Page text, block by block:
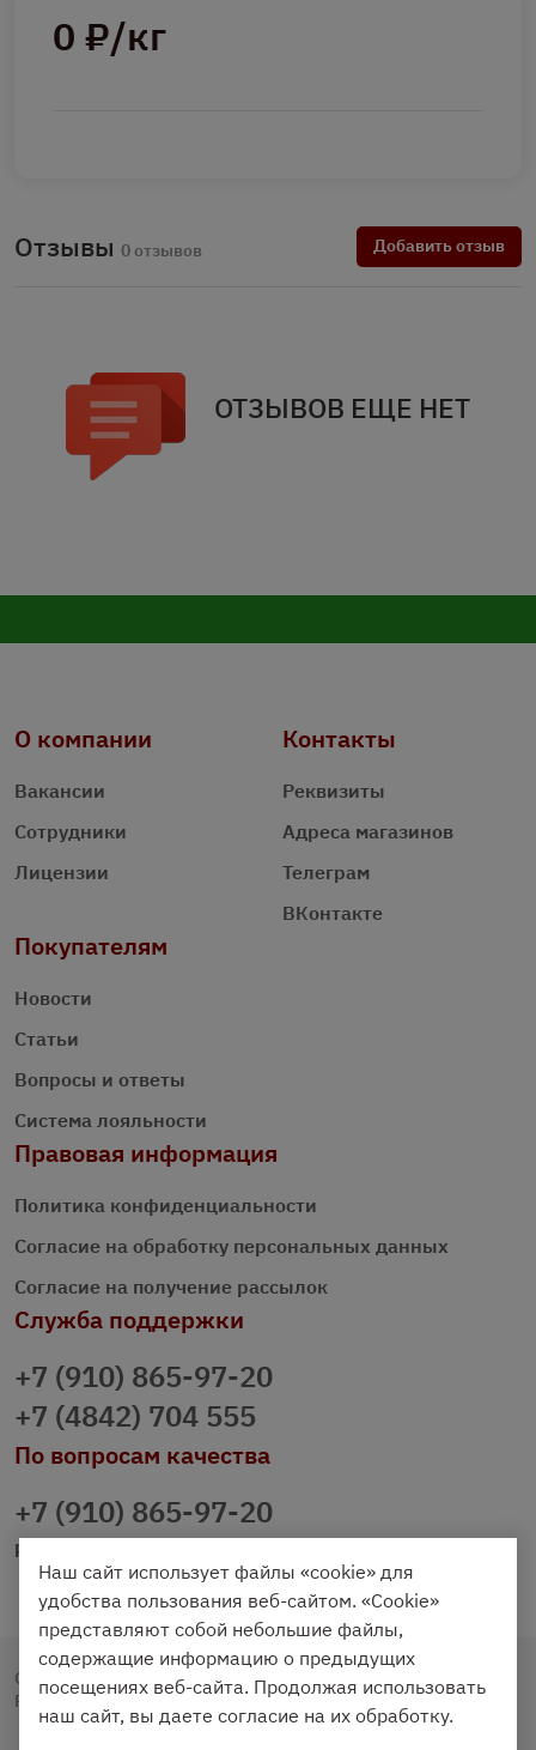
0 ₽/кг
Отзывы 0 отзывов Добавить отзыв
ОТЗЫВОВ ЕЩЕ НЕТ
О компании
Вакансии
Сотрудники
Лицензии
Контакты
Реквизиты
Адреса магазинов
Телеграм
ВКонтакте
Покупателям
Новости
Статьи
Вопросы и ответы
Система лояльности
Правовая информация
Политика конфиденциальности
Согласие на обработку персональных данных
Согласие на получение рассылок
Служба поддержки
+7 (910) 865-97-20
+7 (4842) 704 555
По вопросам качества
+7 (910) 865-97-20
prazdnichniy40@palmi.ru
Copyright © 2020 - 2026. Праздничный Стол.
Разработка и продвижение - Vegas Studio
Наш сайт использует файлы «cookie» для
удобства пользования веб-сайтом. «Cookie»
представляют собой небольшие файлы,
содержащие информацию о предыдущих
посещениях веб-сайта. Продолжая использовать
наш сайт, вы даете согласие на их обработку.